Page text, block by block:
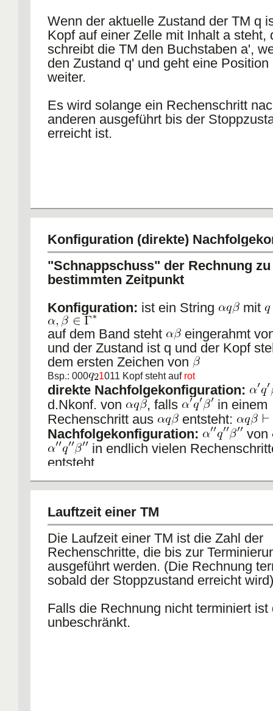
Wenn der aktuelle Zustand der TM q
Kopf auf einer Zelle mit Inhalt a steht,
schreibt die TM den Buchstaben a',
den Zustand q' und geht eine
weiter.
Es wird solange ein Rechenschritt
anderen ausgeführt bis der
erreicht ist.
Konfiguration (direkte)
"Schnappschuss" der Rechnung
bestimmten Zeitpunkt
Konfiguration: ist ein String
mit
auf dem Band steht
eingerahmt
und der Zustand ist q und der Kopf
dem ersten Zeichen von
Bsp.: 000 1011 Kopf steht auf rot
direkte Nachfolgekonfiguration:
d.Nkonf. von
, falls
in einem
Rechenschritt aus
entsteht:
Nachfolgekonfiguration:
von
in endlich vielen
entsteht.
es keine Nachfolgekonfiguration.
Lauftzeit einer TM
Die Laufzeit einer TM ist die Zahl der
Rechenschritte, die bis zur
ausgeführt werden. (Die Rechnung
sobald der Stoppzustand erreicht
Falls die Rechnung nicht terminiert ist
unbeschränkt.